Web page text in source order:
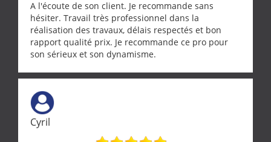
Encore un grand merci à lui.
A l'écoute de son client. Je recommande sans
hésiter. Travail très professionnel dans la
réalisation des travaux, délais respectés et bon
rapport qualité prix. Je recommande ce pro pour
son sérieux et son dynamisme.
Cyril